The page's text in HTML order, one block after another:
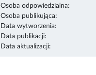
Osoba odpowiedzialna:
Osoba publikująca:
Data wytworzenia:
Data publikacji:
Data aktualizacji: